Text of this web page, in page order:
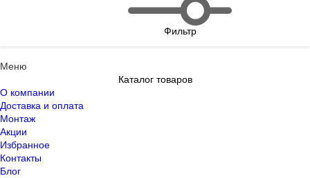
Фильтр
Меню
Каталог товаров
О компании
Доставка и оплата
Монтаж
Акции
Избранное
Контакты
Блог